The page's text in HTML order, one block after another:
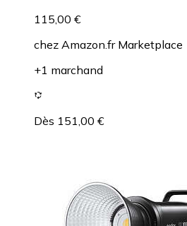
115,00 €
chez Amazon.fr Marketplace
+1 marchand
Dès 151,00 €